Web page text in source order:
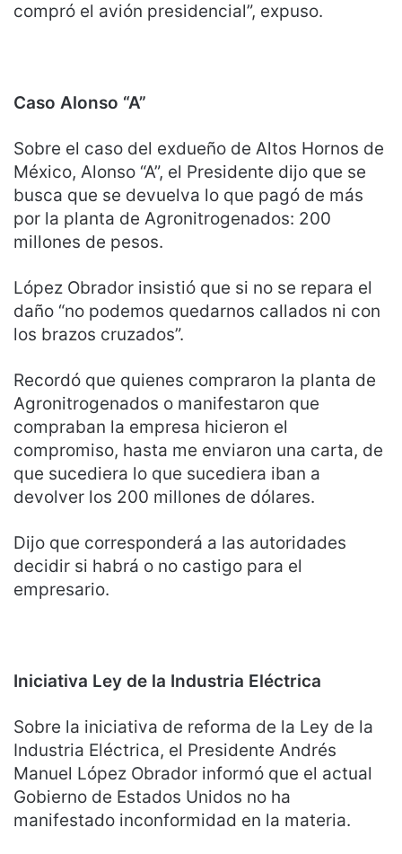
compró el avión presidencial”, expuso.
Caso Alonso “A”
Sobre el caso del exdueño de Altos Hornos de
México, Alonso “A”, el Presidente dijo que se
busca que se devuelva lo que pagó de más
por la planta de Agronitrogenados: 200
millones de pesos.
López Obrador insistió que si no se repara el
daño “no podemos quedarnos callados ni con
los brazos cruzados”.
Recordó que quienes compraron la planta de
Agronitrogenados o manifestaron que
compraban la empresa hicieron el
compromiso, hasta me enviaron una carta, de
que sucediera lo que sucediera iban a
devolver los 200 millones de dólares.
Dijo que corresponderá a las autoridades
decidir si habrá o no castigo para el
empresario.
Iniciativa Ley de la Industria Eléctrica
Sobre la iniciativa de reforma de la Ley de la
Industria Eléctrica, el Presidente Andrés
Manuel López Obrador informó que el actual
Gobierno de Estados Unidos no ha
manifestado inconformidad en la materia.